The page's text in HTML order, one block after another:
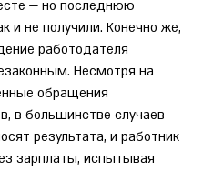
— но последнюю
и не получили. Конечно же,
работодателя
Несмотря на
обращения
в большинстве случаев
результата, и работник
зарплаты, испытывая